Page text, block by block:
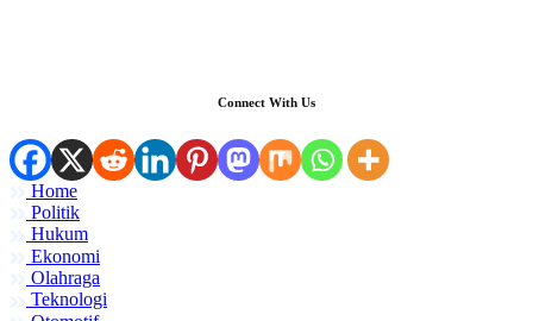
Connect With Us
Home
Politik
Hukum
Ekonomi
Olahraga
Teknologi